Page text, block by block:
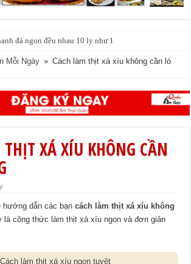
đá ngon đều nhau 10 ly như 1
Mỗi Ngày » Cách làm thịt xá xíu không cần lò
XÁ XÍU KHÔNG CẦN
hướng dẫn các bạncách làm thịt xá xíu không
là công thức làm thịt xá xíu ngon và đơn giản
làm thịt xá xíu ngon tuyệt